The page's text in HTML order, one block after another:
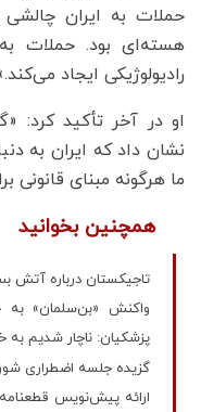
حملات به ایران
هسته‌ای بود. حملات
رادیولوژیکی ایجاد
او در آخر تأکید کرد:
نشان داد که ایران به
ما هرگونه مبنای قانونی
همچنین بخوانید
تاجیکستان درباره آتش‌
واکنش «بن‌سلمان» به
پزشکیان: ناچار شدیم
گزیده جلسه اضطراری
ارائه پیش‌نویس